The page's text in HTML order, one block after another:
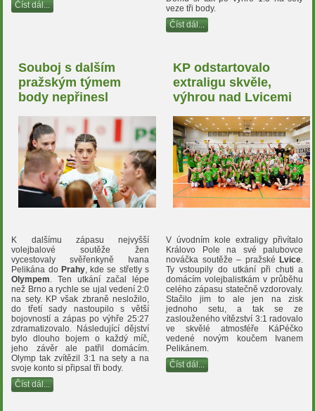
Číst dál...
veze tři body.
Číst dál...
Souboj s dalším
pražským týmem
body nepřinesl
K dalšímu zápasu nejvyšší
volejbalové soutěže žen
vycestovaly svěřenkyně Ivana
Pelikána do Prahy, kde se střetly s
Olympem. Ten utkání začal lépe
než Brno a rychle se ujal vedení 2:0
na sety. KP však zbraně nesložilo,
do třetí sady nastoupilo s větší
bojovností a zápas po výhře 25:27
zdramatizovalo. Následující dějství
bylo dlouho bojem o každý míč,
jeho závěr ale patřil domácím.
Olymp tak zvítězil 3:1 na sety a na
svoje konto si připsal tři body.
Číst dál...
KP odstartovalo
extraligu skvěle,
výhrou nad Lvicemi
V úvodním kole extraligy přivítalo
Královo Pole na své palubovce
nováčka soutěže – pražské Lvice.
Ty vstoupily do utkání při chuti a
domácím volejbalistkám v průběhu
celého zápasu statečně vzdorovaly.
Stačilo jim to ale jen na zisk
jednoho setu, a tak se ze
zaslouženého vítězství 3:1 radovalo
ve skvělé atmosféře KáPéčko
vedené novým koučem Ivanem
Pelikánem.
Číst dál...